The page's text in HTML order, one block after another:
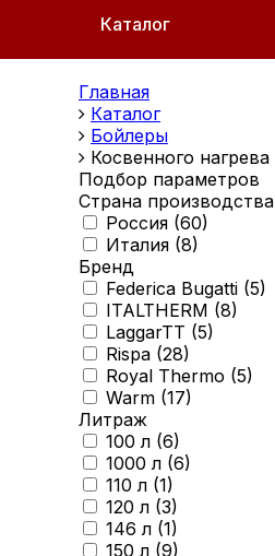
Каталог
Главная
Каталог
Бойлеры
Косвенного нагрева
Подбор параметров
Страна производства
Россия (60)
Италия (8)
Бренд
Federica Bugatti (5)
ITALTHERM (8)
LaggarTT (5)
Rispa (28)
Royal Thermo (5)
Warm (17)
Литраж
100 л (6)
1000 л (6)
110 л (1)
120 л (3)
146 л (1)
150 л (9)